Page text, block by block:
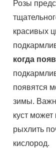
Розы
красивых
когда
появятся
зимы.
куст
рыхлить
кислород.